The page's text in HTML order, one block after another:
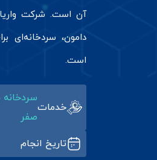
دامون، سردخانه‌ای
است.
خدمات
سردخانه
صفر
تاریخ انجام